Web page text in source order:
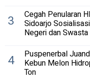
3 Cegah Penularan
Sidoarjo
Negeri dan
4 Puspenerbal
Kebun Melon
Ton